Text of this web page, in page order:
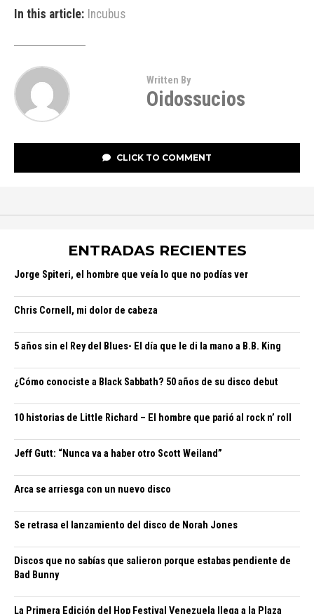
In this article: Incubus
Written By
Oidossucios
CLICK TO COMMENT
ENTRADAS RECIENTES
Jorge Spiteri, el hombre que veía lo que no podías ver
Chris Cornell, mi dolor de cabeza
5 años sin el Rey del Blues- El día que le di la mano a B.B. King
¿Cómo conociste a Black Sabbath? 50 años de su disco debut
10 historias de Little Richard – El hombre que parió al rock n’ roll
Jeff Gutt: “Nunca va a haber otro Scott Weiland”
Arca se arriesga con un nuevo disco
Se retrasa el lanzamiento del disco de Norah Jones
Discos que no sabías que salieron porque estabas pendiente de
Bad Bunny
La Primera Edición del Hop Festival Venezuela llega a la Plaza